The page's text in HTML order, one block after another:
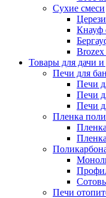
Сухие смеси
Кнауф
Brozex
Товары для дачи и
Печи для
Печи
Печи
Печи
Пленка
Печи